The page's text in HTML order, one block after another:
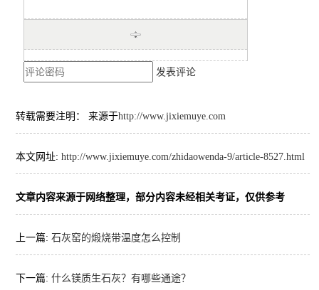
发表评论
转载需要注明： 来源于http://www.jixiemuye.com
本文网址: http://www.jixiemuye.com/zhidaowenda-9/article-8527.html
文章内容来源于网络整理，部分内容未经相关考证，仅供参考
上一篇: 石灰窑的煅烧带温度怎么控制
下一篇: 什么镁质生石灰？有哪些通途？